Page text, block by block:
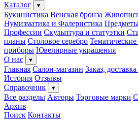
Каталог
▾
Букинистика Венская бронза
Нумизматика и Фалеристика
Профессии Скульптура и статуэтки
планы Столовое серебро
приборы Ювелирные украшения
О нас
▾
Главная Салон-магазин Заказ,
История Отзывы
Справочник
▾
Все разделы Авторы Торговые марки
Архив
Поиск Контакты